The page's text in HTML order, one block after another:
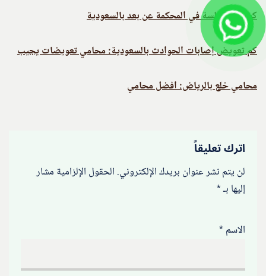
كم مدة الجلسة في المحكمة عن بعد بالسعودية
كم تعويض إصابات الحوادث بالسعودية: محامي تعويضات يجيب
محامي خلع بالرياض: افضل محامي
اترك تعليقاً
لن يتم نشر عنوان بريدك الإلكتروني. الحقول الإلزامية مشار
إليها بـ*
الاسم*